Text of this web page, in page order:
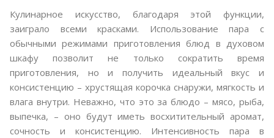
Кулинарное искусство, благодаря этой функции,
заиграло всеми красками. Использование пара с
обычными режимами приготовления блюд в духовом
шкафу позволит не только сократить время
приготовления, но и получить идеальный вкус и
консистенцию – хрустящая корочка снаружи, мягкость и
влага внутри. Неважно, что это за блюдо – мясо, рыба,
выпечка, – оно будут иметь восхитительный аромат,
сочность и консистенцию. Интенсивность пара в